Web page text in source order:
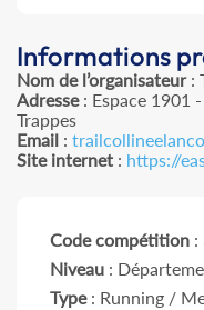
Informations
Nom de l’organisateur:
Adresse: Espace 1901
Trappes
Email :
Site internet : https://
Code compétition :
Niveau :
Type: Running /